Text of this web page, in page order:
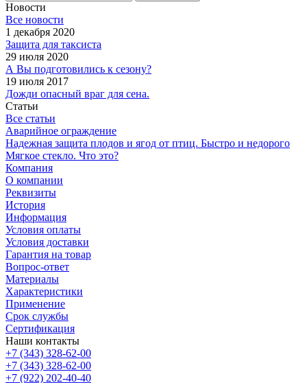
Новости
Все новости
1 декабря 2020
Защита для таксиста
29 июля 2020
А Вы подготовились к сезону?
19 июля 2017
Дожди опасный враг для сена.
Статьи
Все статьи
Аварийное ограждение
Надежная защита плодов и ягод от птиц. Быстро и недорого
Мягкое стекло. Что это?
Компания
О компании
Реквизиты
История
Информация
Условия оплаты
Условия доставки
Гарантия на товар
Вопрос-ответ
Материалы
Характеристики
Применение
Срок службы
Сертификация
Наши контакты
+7 (343) 328-62-00
+7 (343) 328-62-00
+7 (922) 202-40-40